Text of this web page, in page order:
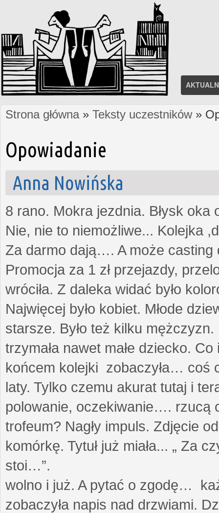
Jesteś tutaj
Strona główna» Teksty uczestników»
Opowiadanie
Anna Nowińska
8 rano. Mokra jezdnia. Błysk oka
Nie, nie to niemożliwe... Kolejka
Za darmo dają…. A może casting
Promocja za 1 zł przejazdy,
wróciła. Z daleka widać było
Najwięcej było kobiet. Młode
starsze. Było też kilku
trzymała nawet małe dziecko.
końcem kolejki zobaczyła… coś
laty. Tylko czemu akurat tutaj i
polowanie, oczekiwanie…. rzucą
trofeum? Nagły impuls. Zdjęcie
komórkę. Tytuł już miała... „ Za
stoi…”.
wolno i już. A pytać o zgodę…
zobaczyła napis nad drzwiami.